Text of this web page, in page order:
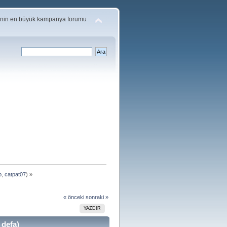
en büyük kampanya forumu
, catpat07) »
« önceki sonraki »
YAZDIR
defa)